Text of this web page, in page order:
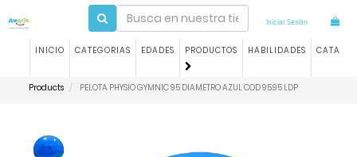
Iniciar Sesión
INICIO CATEGORIAS EDADES PRODUCTOS HABILIDADES
Products PELOTA PHYSIO GYMNIC 95 DIAMETRO AZUL COD 95.95 LDP